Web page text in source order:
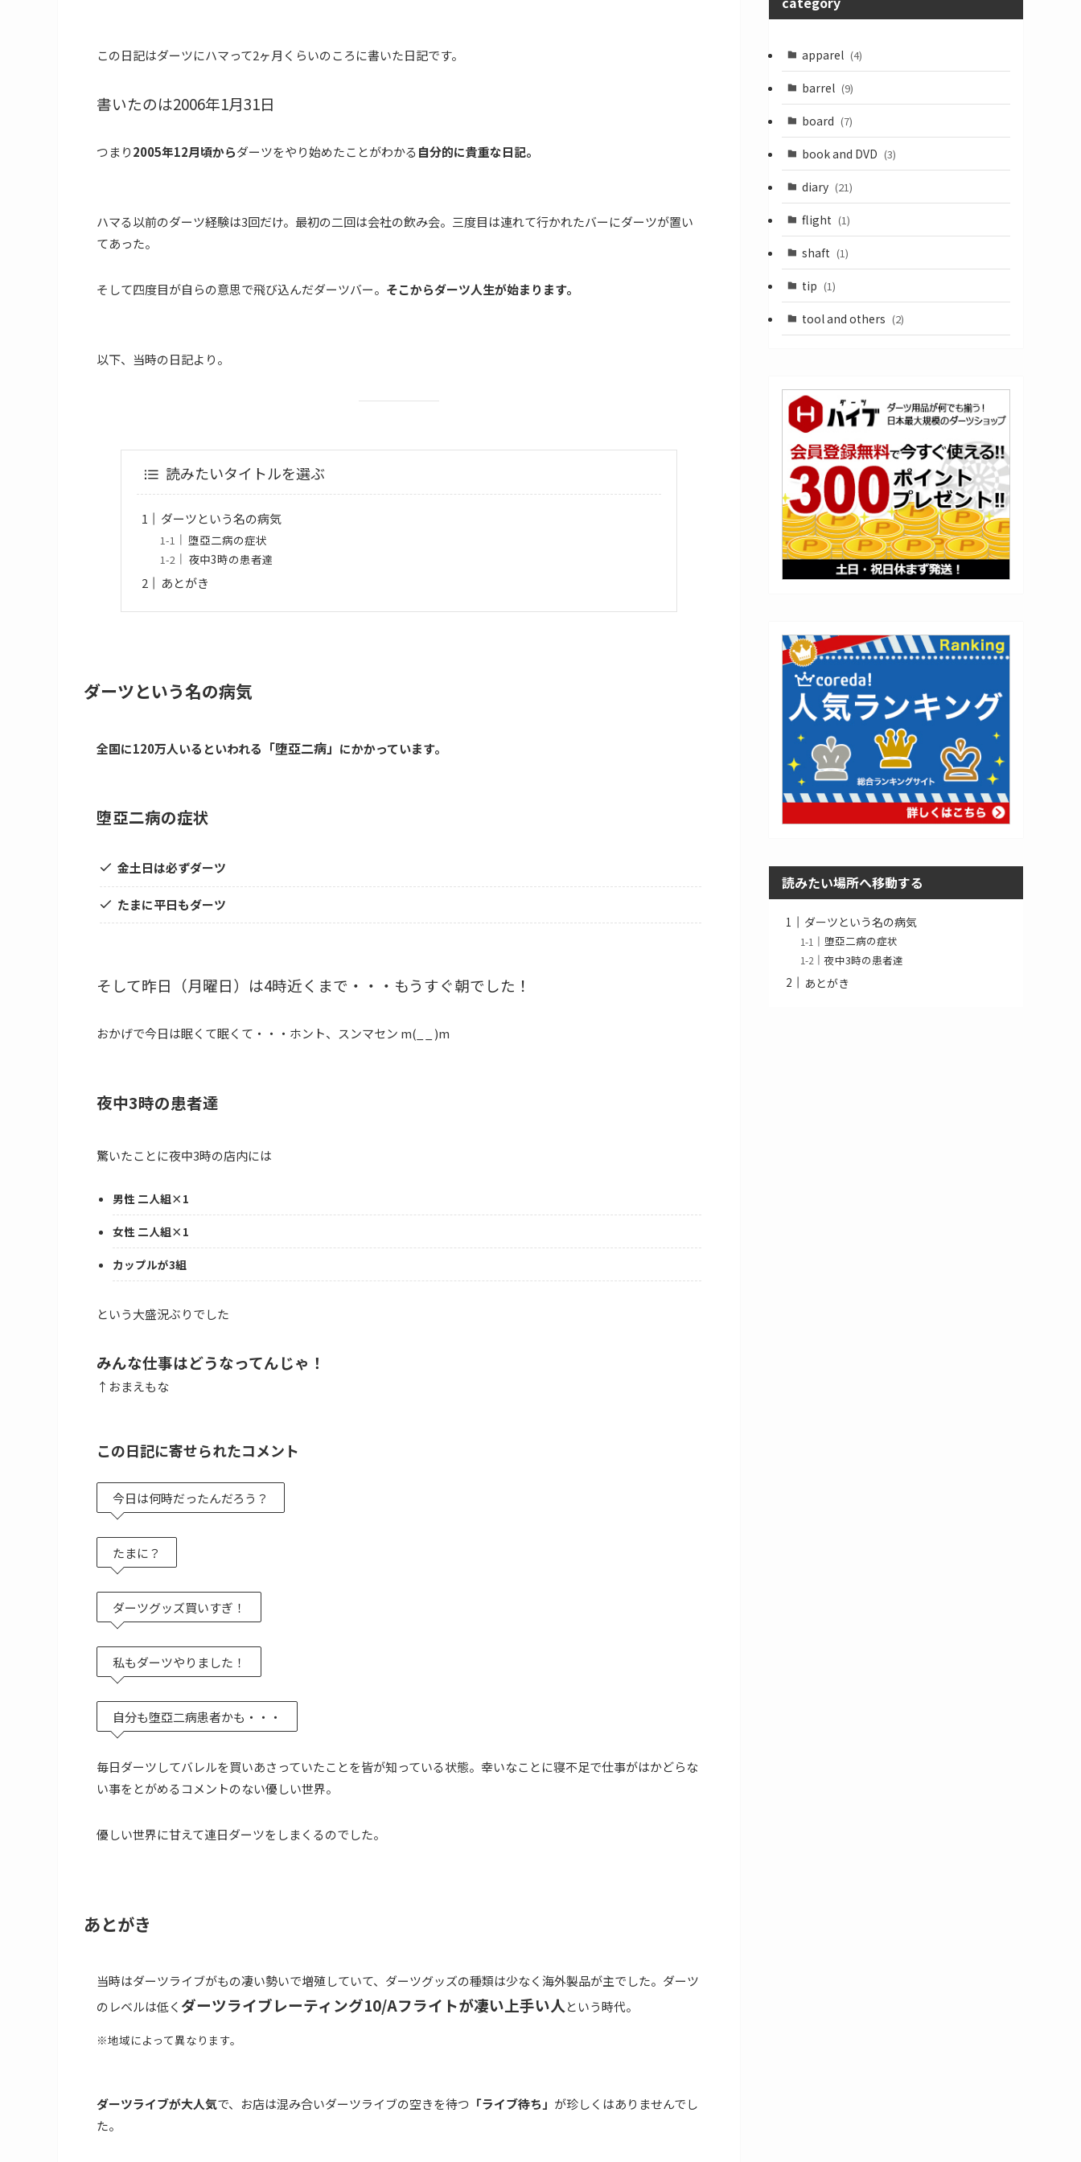
この日記はダーツにハマって2ヶ月くらいのころに書いた日記です。
書いたのは2006年1月31日
つまり2005年12月頃からダーツをやり始めたことがわかる 自分的に貴重な日記。
ハマる以前のダーツ経験は3回だけ。最初の二回は会社の飲み会。三度目は連れて行かれたバーにダーツが置い
てあった。
そして四度目が自らの意思で飛び込んだダーツバー。 そこからダーツ人生が始まります。
以下、当時の日記より。
読みたいタイトルを選ぶ
ダーツという名の病気
堕亞二病の症状
夜中3時の患者達
あとがき
ダーツという名の病気
全国に120万人いるといわれる 「堕亞二病」 にかかっています。
堕亞二病の症状
金土日は必ずダーツ
たまに平日もダーツ
そして昨日（月曜日）は4時近くまで・・・もうすぐ朝でした！
おかげで今日は眠くて眠くて・・・ホント、スンマセン m(_ _ )m
夜中3時の患者達
驚いたことに夜中3時の店内には
男性 二人組×1
女性 二人組×1
カップルが3組
という大盛況ぶりでした
みんな仕事はどうなってんじゃ！
↑おまえもな
この日記に寄せられたコメント
今日は何時だったんだろう？
たまに？
ダーツグッズ買いすぎ！
私もダーツやりました！
自分も堕亞二病患者かも・・・
毎日ダーツしてバレルを買いあさっていたことを皆が知っている状態。幸いなことに寝不足で仕事がはかどらな
い事をとがめるコメントのない優しい世界。
優しい世界に甘えて連日ダーツをしまくるのでした。
あとがき
当時はダーツライブがもの凄い勢いで増殖していて、ダーツグッズの種類は少なく海外製品が主でした。ダーツ
のレベルは低く ダーツライブレーティング10/Aフライトが凄い上手い人 という時代。
※地域によって異なります。
ダーツライブが大人気で、お店は混み合いダーツライブの空きを待つ 「ライブ待ち」 が珍しくはありませんでし
た。
apparel (4)
barrel (9)
board (7)
book and DVD (3)
diary (21)
flight (1)
shaft (1)
tip (1)
tool and others (2)
読みたい場所へ移動する
ダーツという名の病気
堕亞二病の症状
夜中3時の患者達
あとがき